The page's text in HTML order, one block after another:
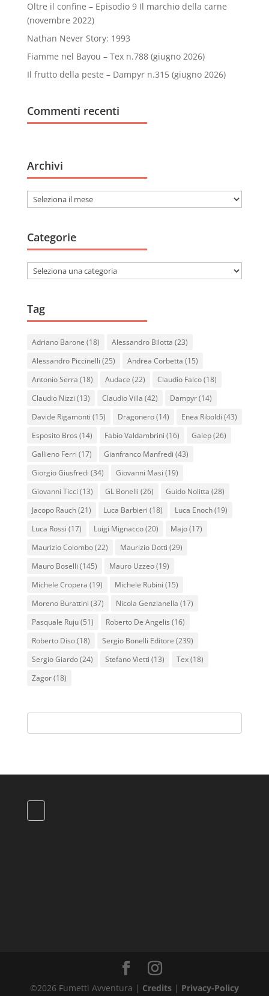
Oltre il confine – Episodio 9 Il marchio della carne
(novembre 2022)
Nathan Never Story: 1993
Fiamme nel Bayou – Tex n.788 (giugno 2026)
Il frutto della peste – Dampyr n.315 (giugno 2026)
Commenti recenti
Archivi
Archivi
Categorie
Categorie
Tag
Adriano Barone (18) Alessandro Bilotta (23)
Alessandro Piccinelli (25) Andrea Corbetta (15)
Antonio Serra (18) Audace (22) Claudio Falco(18)
Claudio Nizzi (13) Claudio Villa (42) Dampyr(14)
Davide Rigamonti (15) Dragonero(14) Enea Riboldi (43)
Esposito Bros (14) Fabio Valdambrini (16) Galep(26)
Gallieno Ferri (17) Gianfranco Manfredi (43)
Giorgio Giusfredi (34) Giovanni Masi (19)
Giovanni Ticci (13) GL Bonelli (26) Guido Nolitta (28)
Jacopo Rauch(21) Luca Barbieri (18) Luca Enoch(19)
Luca Rossi (17) Luigi Mignacco(20) Majo(17)
Maurizio Colombo(22) Maurizio Dotti (29)
Mauro Boselli (145) Mauro Uzzeo(19)
Michele Cropera (19) Michele Rubini (15)
Moreno Burattini (37) Nicola Genzianella (17)
Pasquale Ruju(51) Roberto De Angelis (16)
Roberto Diso(18) Sergio Bonelli Editore (239)
Sergio Giardo(24) Stefano Vietti (13) Tex(18)
Zagor(18)
©2026 Fumetti Avventura | Credits| Privacy-Policy